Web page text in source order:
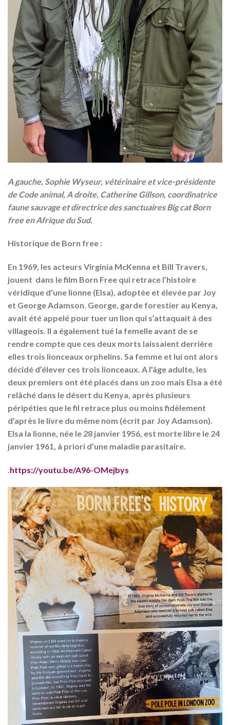
A gauche, Sophie Wyseur, vétérinaire et vice-présidente
de Code animal, A droite, Catherine Gillson, coordinatrice
faune sauvage et directrice des sanctuaires Big cat Born
free en Afrique du Sud.
Historique de Born free :
En 1969, les acteurs Virginia McKenna et Bill Travers,
jouent dans le film Born Free qui retrace l’histoire
véridique d’une lionne (Elsa), adoptée et élevée par Joy
et George Adamson. George, garde forestier au Kenya,
avait été appelé pour tuer un lion qui s’attaquait à des
villageois. Il a également tué la femelle avant de se
rendre compte que ces deux morts laissaient derrière
elles trois lionceaux orphelins. Sa femme et lui ont alors
décidé d’élever ces trois lionceaux. A l’âge adulte, les
deux premiers ont été placés dans un zoo mais Elsa a été
relâché dans le désert du Kenya, après plusieurs
péripéties que le fil retrace plus ou moins fidèlement
d’après le livre du même nom (écrit par Joy Adamson).
Elsa la lionne, née le 28 janvier 1956, est morte libre le 24
janvier 1961, à priori d’une maladie parasitaire.
.https://youtu.be/A96-OMejbys